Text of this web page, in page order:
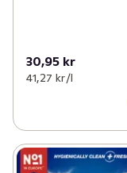
30,95 kr
41,27 kr /l